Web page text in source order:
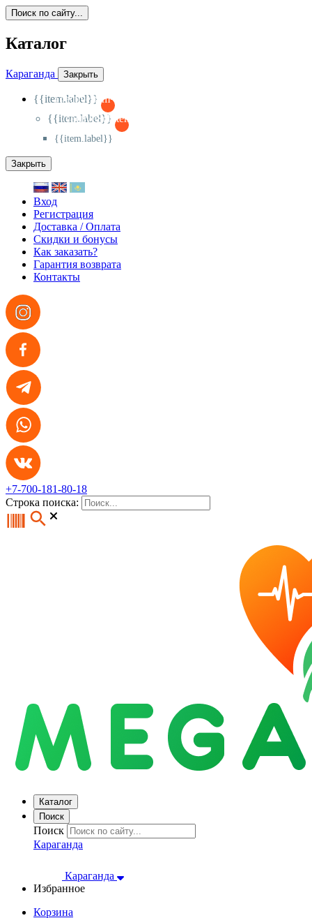
Поиск по сайту...
Каталог
Караганда Закрыть
{{item.label}}
{{activeItem==item.id?'-
{{item.label}}
{{activeSubitem==item.id?'-
{{item.label}}
Закрыть
Вход
Регистрация
Доставка / Оплата
Скидки и бонусы
Как заказать?
Гарантия возврата
Контакты
+7-700-181-80-18
Строка поиска:
Каталог
Поиск
Поиск
Караганда
Караганда
Избранное
Корзина